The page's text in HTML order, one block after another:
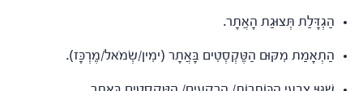
הַגְדָּלַת תְּצוּגַת הָאֲתָר.
הַתְאָמַת מִקּוּם הַטֶּקְסְטִים בָּאֲתָר (ימִין/שְׂמֹאל/מֶרְכָּז).